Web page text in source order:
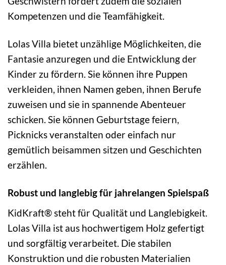
Kompetenzen und die Teamfähigkeit.
Lolas Villa bietet unzählige Möglichkeiten, die
Fantasie anzuregen und die Entwicklung der
Kinder zu fördern. Sie können ihre Puppen
verkleiden, ihnen Namen geben, ihnen Berufe
zuweisen und sie in spannende Abenteuer
schicken. Sie können Geburtstage feiern,
Picknicks veranstalten oder einfach nur
gemütlich beisammen sitzen und Geschichten
erzählen.
Robust und langlebig für jahrelangen Spielspaß
KidKraft® steht für Qualität und Langlebigkeit.
Lolas Villa ist aus hochwertigem Holz gefertigt
und sorgfältig verarbeitet. Die stabilen
Konstruktion und die robusten Materialien